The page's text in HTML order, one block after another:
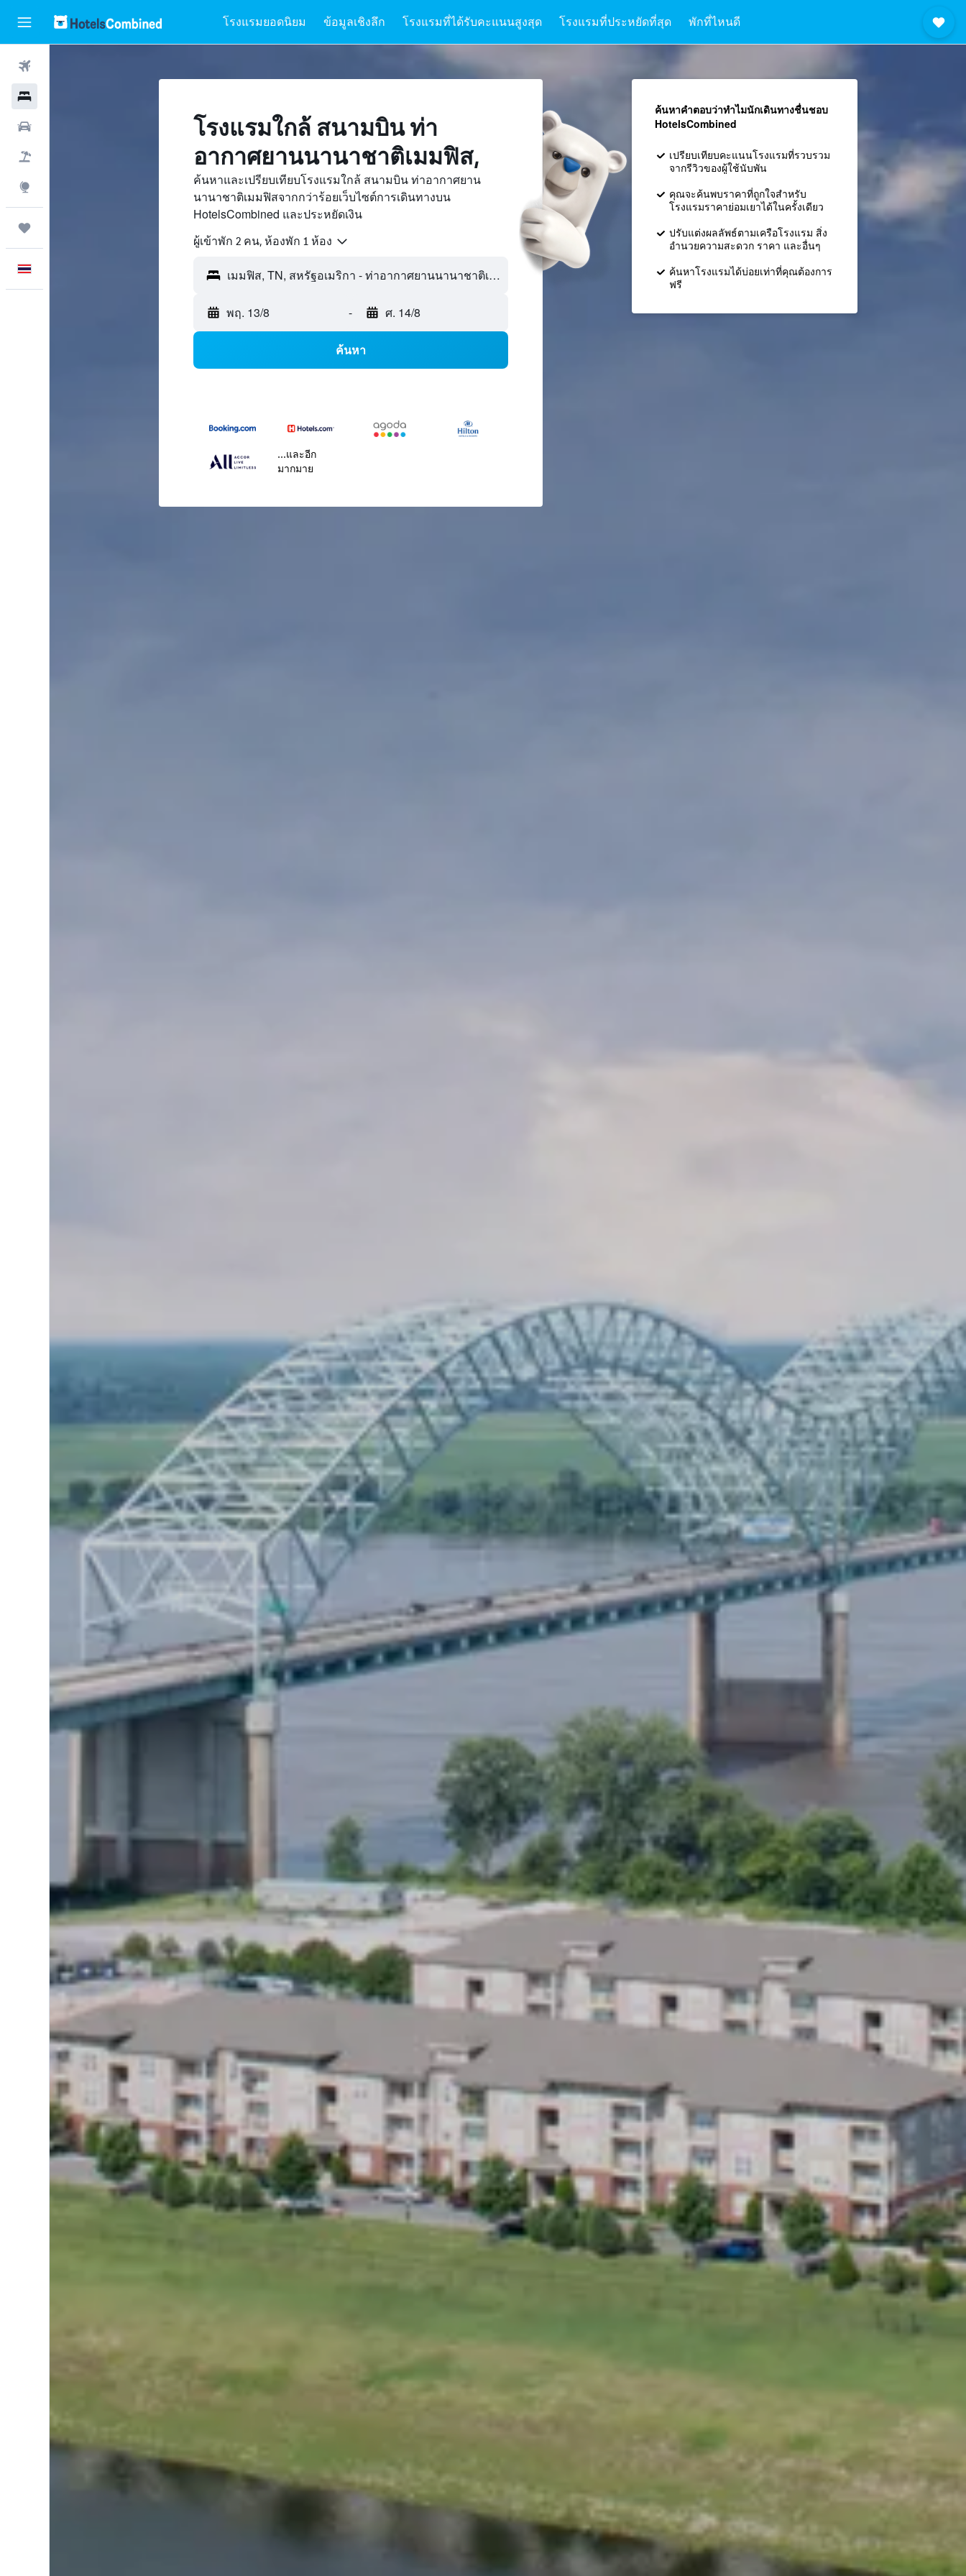
โรงแรมยอดนิยม ข้อมูลเชิงลึก โรงแรมที่ได้รับคะแนนสูงสุด โรงแรมที่ประหยัดที่สุด พักที่ไหนดี
โรงแรมใกล้ สนามบิน ท่า
อากาศยานนานาชาติเมมฟิส,
ค้นหาและเปรียบเทียบโรงแรมใกล้ สนามบิน ท่าอากาศยาน
นานาชาติเมมฟิสจากกว่าร้อยเว็บไซต์การเดินทางบน
HotelsCombined และประหยัดเงิน
ผู้เข้าพัก 2 คน, ห้องพัก 1 ห้อง
พฤ. 13/8 - ศ. 14/8
ค้นหา
...และอีก
มากมาย
ค้นหาคำตอบว่าทำไมนักเดินทางชื่นชอบ
HotelsCombined
เปรียบเทียบคะแนนโรงแรมที่รวบรวม
จากรีวิวของผู้ใช้นับพัน
คุณจะค้นพบราคาที่ถูกใจสำหรับ
โรงแรมราคาย่อมเยาได้ในครั้งเดียว
ปรับแต่งผลลัพธ์ตามเครือโรงแรม สิ่ง
อำนวยความสะดวก ราคา และอื่นๆ
ค้นหาโรงแรมได้บ่อยเท่าที่คุณต้องการ
ฟรี